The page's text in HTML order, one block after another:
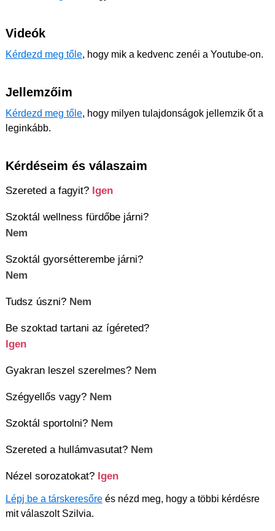
Videók
Kérdezd meg tőle, hogy mik a kedvenc zenéi a Youtube-on.
Jellemzőim
Kérdezd meg tőle, hogy milyen tulajdonságok jellemzik őt a
leginkább.
Kérdéseim és válaszaim
Szereted a fagyit? Igen
Szoktál wellness fürdőbe járni?
Nem
Szoktál gyorsétterembe járni?
Nem
Tudsz úszni? Nem
Be szoktad tartani az ígéreted?
Igen
Gyakran leszel szerelmes? Nem
Szégyellős vagy? Nem
Szoktál sportolni? Nem
Szereted a hullámvasutat? Nem
Nézel sorozatokat? Igen
Lépj be a társkeresőre és nézd meg, hogy a többi kérdésre
mit válaszolt Szilvia.